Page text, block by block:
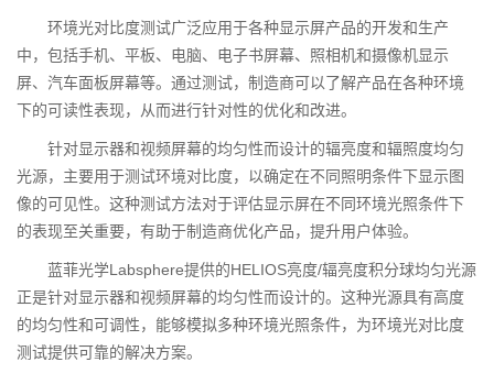
环境光对比度测试广泛应用于各种显示屏产品的开发和生产
中，包括手机、平板、电脑、电子书屏幕、照相机和摄像机显示
屏、汽车面板屏幕等。通过测试，制造商可以了解产品在各种环境
下的可读性表现，从而进行针对性的优化和改进。
针对显示器和视频屏幕的均匀性而设计的辐亮度和辐照度均匀
光源，主要用于测试环境对比度，以确定在不同照明条件下显示图
像的可见性。这种测试方法对于评估显示屏在不同环境光照条件下
的表现至关重要，有助于制造商优化产品，提升用户体验。
蓝菲光学Labsphere提供的HELIOS亮度/辐亮度积分球均匀光源
正是针对显示器和视频屏幕的均匀性而设计的。这种光源具有高度
的均匀性和可调性，能够模拟多种环境光照条件，为环境光对比度
测试提供可靠的解决方案。